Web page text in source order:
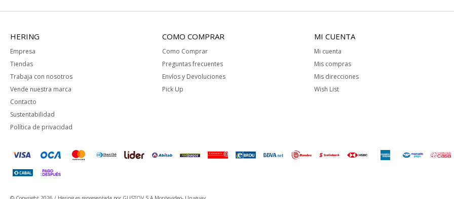
HERING
Empresa
Tiendas
Trabaja con nosotros
Vende nuestra marca
Contacto
Sustentabilidad
Política de privacidad
COMO COMPRAR
Como Comprar
Preguntas frecuentes
Envíos y Devoluciones
Pick Up
MI CUENTA
Mi cuenta
Mis compras
Mis direcciones
Wish List